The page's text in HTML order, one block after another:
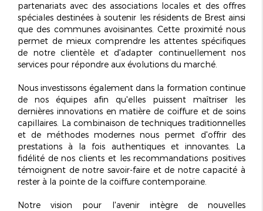
partenariats avec des associations locales et des offres
spéciales destinées à soutenir les résidents de Brest ainsi
que des communes avoisinantes. Cette proximité nous
permet de mieux comprendre les attentes spécifiques
de notre clientèle et d'adapter continuellement nos
services pour répondre aux évolutions du marché.
Nous investissons également dans la formation continue
de nos équipes afin qu'elles puissent maîtriser les
dernières innovations en matière de coiffure et de soins
capillaires. La combinaison de techniques traditionnelles
et de méthodes modernes nous permet d'offrir des
prestations à la fois authentiques et innovantes. La
fidélité de nos clients et les recommandations positives
témoignent de notre savoir-faire et de notre capacité à
rester à la pointe de la coiffure contemporaine.
Notre vision pour l'avenir intègre de nouvelles